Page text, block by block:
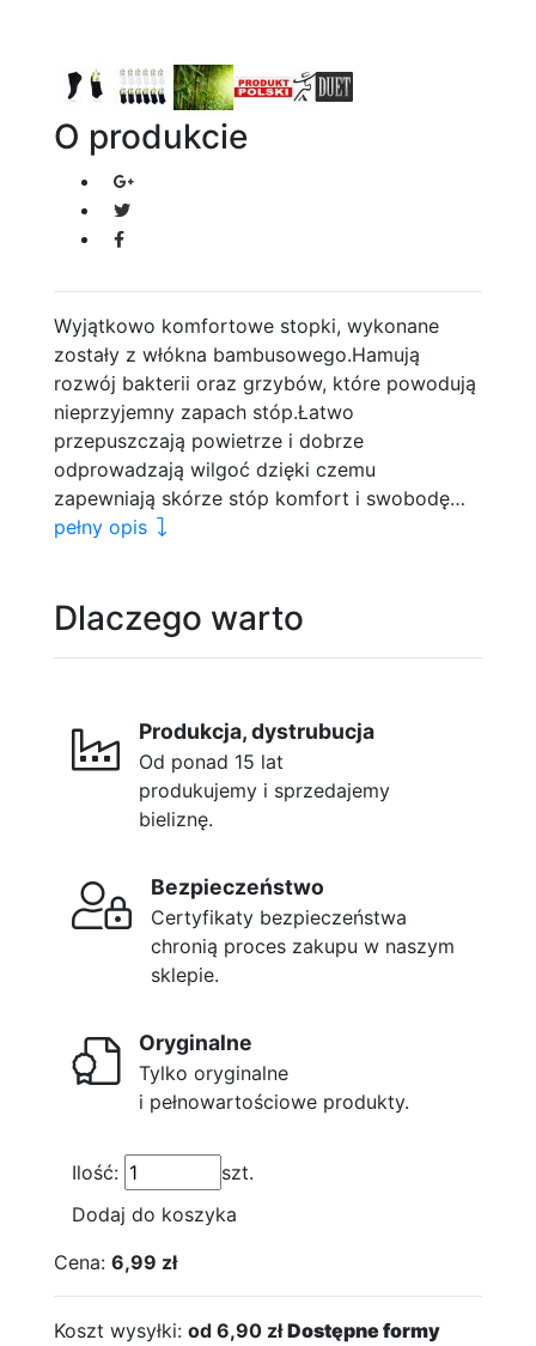
O produkcie
Wyjątkowo komfortowe stopki, wykonane
zostały z włókna bambusowego.Hamują
rozwój bakterii oraz grzybów, które powodują
nieprzyjemny zapach stóp.Łatwo
przepuszczają powietrze i dobrze
odprowadzają wilgoć dzięki czemu
zapewniają skórze stóp komfort i swobodę…
pełny opis
Dlaczego warto
Produkcja, dystrubucja
Od ponad 15 lat
produkujemy i sprzedajemy
bieliznę.
Bezpieczeństwo
Certyfikaty bezpieczeństwa
chronią proces zakupu w naszym
sklepie.
Oryginalne
Tylko oryginalne
i pełnowartościowe produkty.
Ilość:
szt.
Dodaj do koszyka
Cena: 6,99 zł
Koszt wysyłki: od 6,90 złDostępne formy